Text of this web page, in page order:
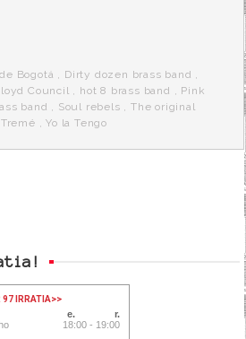
Bogotá , Dirty dozen brass band ,
Council , hot 8 brass band , Pink
band , Soul rebels ,The original
Tremé ,Yo la Tengo
97 IRRATIA>>
18:00 - 19:00